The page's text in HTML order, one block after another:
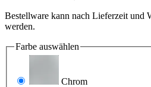
Bestellware kann nach Lieferzeit und
werden.
Farbe auswählen
Chrom